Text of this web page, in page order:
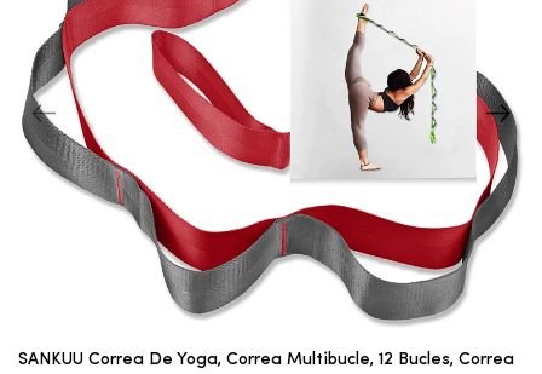
SANKUU Correa De Yoga, Correa Multibucle, 12 Bucles, Correa